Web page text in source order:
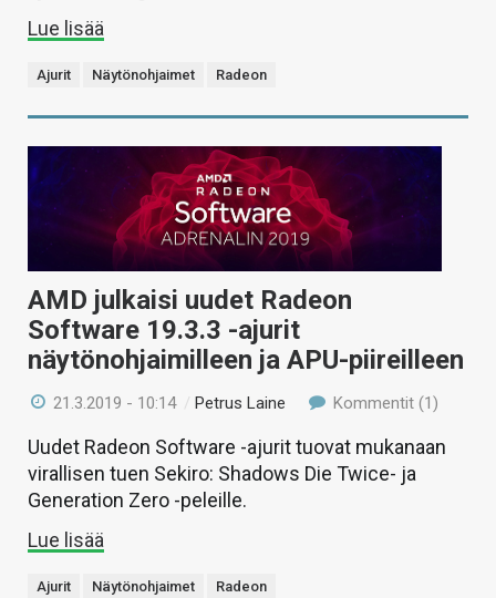
Lue lisää
Ajurit Näytönohjaimet Radeon
AMD julkaisi uudet Radeon
Software 19.3.3 -ajurit
näytönohjaimilleen ja APU-piireilleen
21.3.2019 - 10:14 /Petrus Laine Kommentit (1)
Uudet Radeon Software -ajurit tuovat mukanaan
virallisen tuen Sekiro: Shadows Die Twice- ja
Generation Zero -peleille.
Lue lisää
Ajurit Näytönohjaimet Radeon